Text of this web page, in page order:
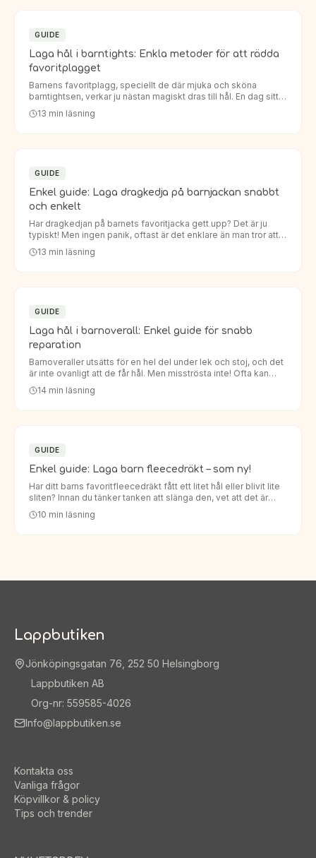
GUIDE
Laga hål i barntights: Enkla metoder för att rädda
favoritplagget
Barnens favoritplagg, speciellt de där mjuka och sköna
barntightsen, verkar ju nästan magiskt dras till hål. En dag sitter
de perfekt, nästa dag har knäna eller rumpan fått ett oö…
13 min läsning
GUIDE
Enkel guide: Laga dragkedja på barnjackan snabbt
och enkelt
Har dragkedjan på barnets favoritjacka gett upp? Det är ju
typiskt! Men ingen panik, oftast är det enklare än man tror att
laga dragkedja barnjacka. Istället för att köpa en helt…
13 min läsning
GUIDE
Laga hål i barnoverall: Enkel guide för snabb
reparation
Barnoveraller utsätts för en hel del under lek och stoj, och det
är inte ovanligt att de får hål. Men misströsta inte! Ofta kan
man enkelt laga hål i barnoverall så att den håller…
14 min läsning
GUIDE
Enkel guide: Laga barn fleecedräkt – som ny!
Har ditt barns favoritfleecedräkt fått ett litet hål eller blivit lite
sliten? Innan du tänker tanken att slänga den, vet att det är
enklare än du tror att laga den. Att laga barn…
10 min läsning
Lappbutiken
Jönköpingsgatan 76, 252 50 Helsingborg
Lappbutiken AB
Org-nr: 559585-4026
Info@lappbutiken.se
Kontakta oss
Vanliga frågor
Köpvillkor & policy
Tips och trender